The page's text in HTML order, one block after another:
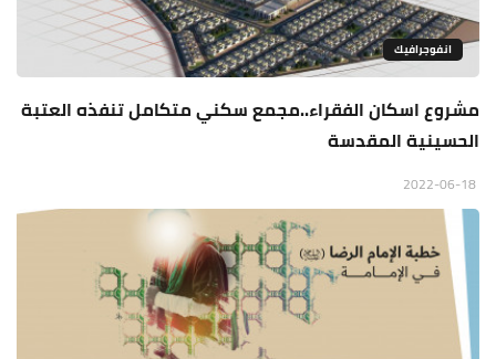
انفوجرافيك
مشروع اسكان الفقراء..مجمع سكني متكامل تنفذه العتبة
الحسينية المقدسة